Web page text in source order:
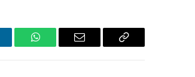
WhatsAppEmail
Copy